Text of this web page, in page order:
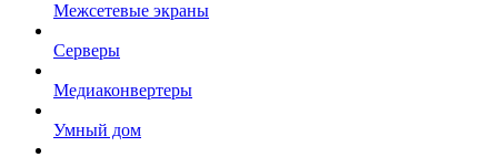
Межсетевые экраны
Серверы
Медиаконвертеры
Умный дом